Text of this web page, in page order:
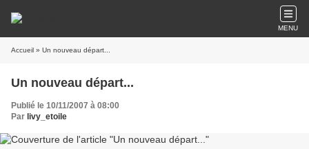
MENU
Accueil » Un nouveau départ...
Un nouveau départ...
Publié le 10/11/2007 à 08:00
Par livy_etoile